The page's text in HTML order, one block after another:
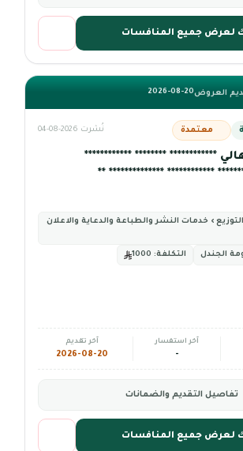
لعرض جميع المنافسات
العروض2026-08-20
معتمدة نُشرت 2026-08-04
************ ******** ************
************** **********
› خدمات النشر والطباعة والدعاية والاعلان
الجندل التكلفة:
آخر استفسار
-
آخر تقديم
2026-08-20
تفاصيل التقديم والضمانات
لعرض جميع المنافسات